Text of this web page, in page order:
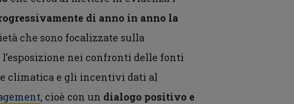
di anno in anno la
che sono focalizzate sulla
nei confronti delle fonti
climatica e gli incentivi dati al
, cioè con un dialogo positivo e